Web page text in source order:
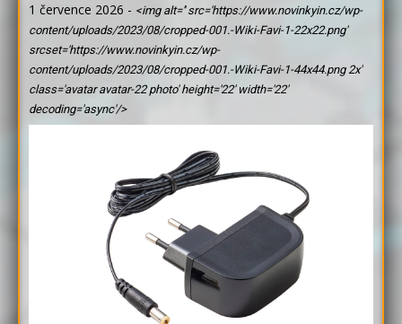
1 července 2026 - <img alt='' src='https://www.novinkyin.cz/wp-
content/uploads/2023/08/cropped-001.-Wiki-Favi-1-22x22.png'
srcset='https://www.novinkyin.cz/wp-
content/uploads/2023/08/cropped-001.-Wiki-Favi-1-44x44.png 2x'
class='avatar avatar-22 photo' height='22' width='22'
decoding='async'/>